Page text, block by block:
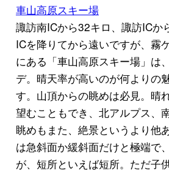
車山高原スキー場
諏訪南ICから32キロ、諏訪ICか
ICを降りてから遠いですが、霧
にある「車山高原スキー場」は
デ。晴天率が高いのが何よりの
す。山頂からの眺めは必見。晴
望むこともでき、北アルプス、
眺めもまた、絶景というより他
は急斜面か緩斜面だけと極端で
が、短所といえば短所。ただ子